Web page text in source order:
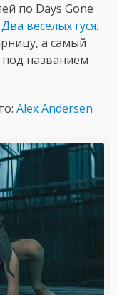
по Days Gone
Два веселых гуся.
а самый
названием
Alex Andersen